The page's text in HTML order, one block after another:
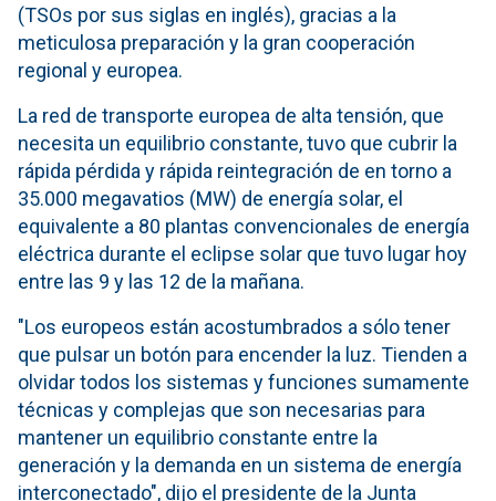
(TSOs por sus siglas en inglés), gracias a la
meticulosa preparación y la gran cooperación
regional y europea.
La red de transporte europea de alta tensión, que
necesita un equilibrio constante, tuvo que cubrir la
rápida pérdida y rápida reintegración de en torno a
35.000 megavatios (MW) de energía solar, el
equivalente a 80 plantas convencionales de energía
eléctrica durante el eclipse solar que tuvo lugar hoy
entre las 9 y las 12 de la mañana.
"Los europeos están acostumbrados a sólo tener
que pulsar un botón para encender la luz. Tienden a
olvidar todos los sistemas y funciones sumamente
técnicas y complejas que son necesarias para
mantener un equilibrio constante entre la
generación y la demanda en un sistema de energía
interconectado", dijo el presidente de la Junta